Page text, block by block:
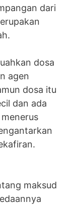
dari
dosa
agen
dosa itu
dan ada
maksud